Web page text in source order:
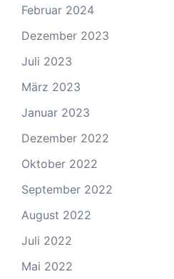
Februar 2024
Dezember 2023
Juli 2023
März 2023
Januar 2023
Dezember 2022
Oktober 2022
September 2022
August 2022
Juli 2022
Mai 2022